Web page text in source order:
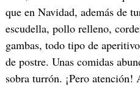
que en Navidad, además de
escudella, pollo relleno,
gambas, todo tipo de
de postre. Unas comidas
sobra turrón. ¡Pero